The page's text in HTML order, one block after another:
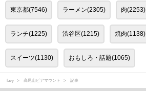
東京都(7546) ラーメン(2305) 肉(2253)
ランチ(1225) 渋谷区(1215) 焼肉(1138)
スイーツ(1130) おもしろ・話題(1065)
favy 高尾山ビアマウント 記事